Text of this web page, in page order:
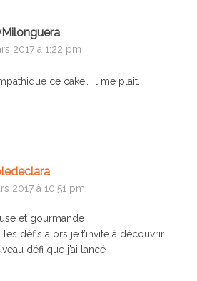
2017 à 1:22 pm
ce cake… Il me plait.
2017 à 10:51 pm
et gourmande
défis alors je t’invite à découvrir
défi que j’ai lancé